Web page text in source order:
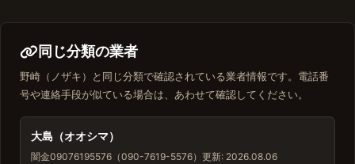
同じ分類の業者
野崎（ノザキ）と同じ分類で確認されている業者情報です。電話番
号や連絡手段が似ている場合は、あわせて確認してください。
大島（オオシマ）
闇金09076195576（090-7619-5576） 更新: 2026.08.06